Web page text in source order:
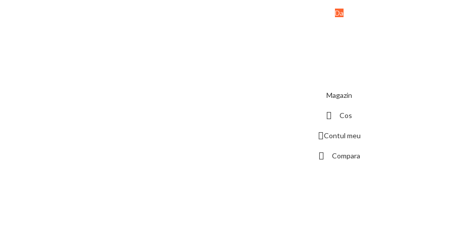
Da
Magazin
Cos
Contul meu
Compara